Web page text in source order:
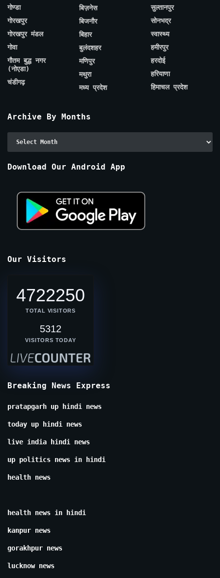
गोण्डा
गोरखपुर
गोरखपुर मंडल
गोवा
गौतम बुद्ध नगर
(नोएडा)
चंडीगढ़
बिज़नेस
बिजनौर
बिहार
बुलंदशहर
मणिपुर
मथुरा
मध्य प्रदेश
सुल्तानपुर
सोनभद्र
स्वास्थ्य
हमीरपुर
हरदोई
हरियाणा
हिमाचल प्रदेश
Archive By Months
Download Our Android App
Our Visitors
4722250
TOTAL VISITORS
5312
VISITORS TODAY
Breaking News Express
pratapgarh up hindi news
today up hindi news
live india hindi news
up politics news in hindi
health news
health news in hindi
kanpur news
gorakhpur news
lucknow news